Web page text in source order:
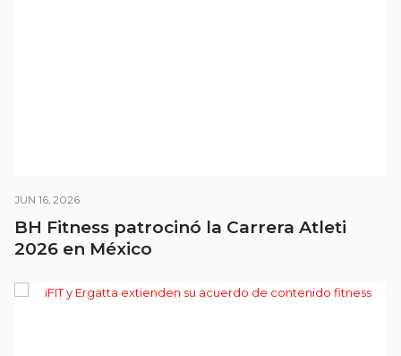
JUN 16, 2026
BH Fitness patrocinó la Carrera Atleti
2026 en México